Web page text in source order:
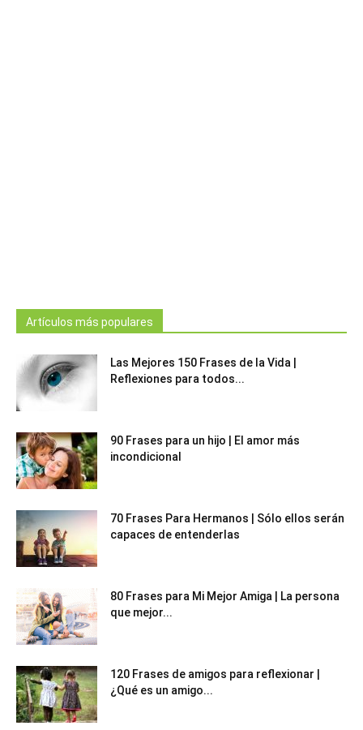
Artículos más populares
Las Mejores 150 Frases de la Vida |
Reflexiones para todos...
90 Frases para un hijo | El amor más
incondicional
70 Frases Para Hermanos | Sólo ellos serán
capaces de entenderlas
80 Frases para Mi Mejor Amiga | La persona
que mejor...
120 Frases de amigos para reflexionar |
¿Qué es un amigo...